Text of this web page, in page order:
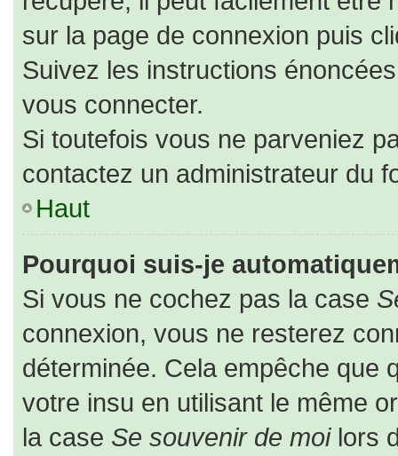
sur la page de connexion puis
Suivez les instructions
vous connecter.
Si toutefois vous ne parveniez
contactez un administrateur du
Haut
Pourquoi suis-je
Si vous ne cochez pas la case
connexion, vous ne resterez
déterminée. Cela empêche que
votre insu en utilisant le même
la case Se souvenir de moilors